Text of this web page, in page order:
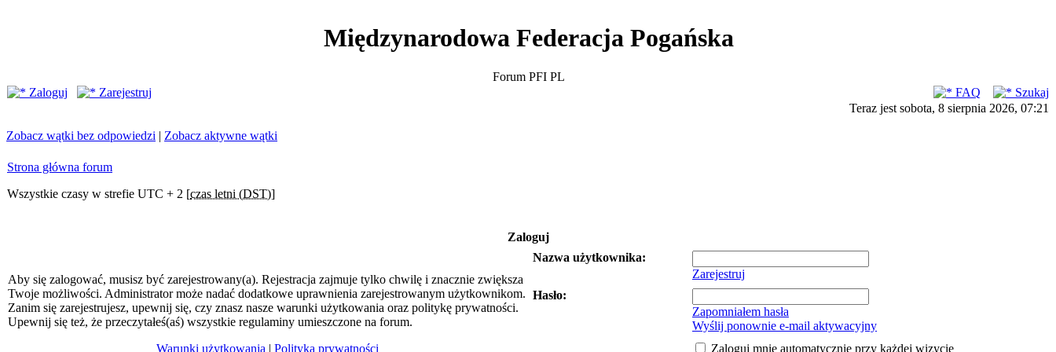
Międzynarodowa Federacja Pogańska
Forum PFI PL
Zaloguj
Zarejestruj FAQ
Szukaj
Teraz jest sobota, 8 sierpnia 2026, 07:21
Zobacz wątki bez odpowiedzi | Zobacz aktywne wątki
Strona główna forum
Wszystkie czasy w strefie UTC + 2 [czas letni (DST)]
Zaloguj
Aby się zalogować, musisz być zarejestrowany(a). Rejestracja zajmuje tylko chwilę i znacznie zwiększa
Twoje możliwości. Administrator może nadać dodatkowe uprawnienia zarejestrowanym użytkownikom.
Zanim się zarejestrujesz, upewnij się, czy znasz nasze warunki użytkowania oraz politykę prywatności.
Upewnij się też, że przeczytałeś(aś) wszystkie regulaminy umieszczone na forum.
Warunki użytkowania | Polityka prywatności
Nazwa użytkownika:
Zarejestruj
Hasło:
Zapomniałem hasła
Wyślij ponownie e-mail aktywacyjny
Zaloguj mnie automatycznie przy każdej wizycie